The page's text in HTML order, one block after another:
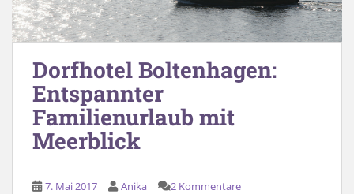
Dorfhotel Boltenhagen:
Entspannter
Familienurlaub mit
Meerblick
7. Mai 2017 Anika 2 Kommentare